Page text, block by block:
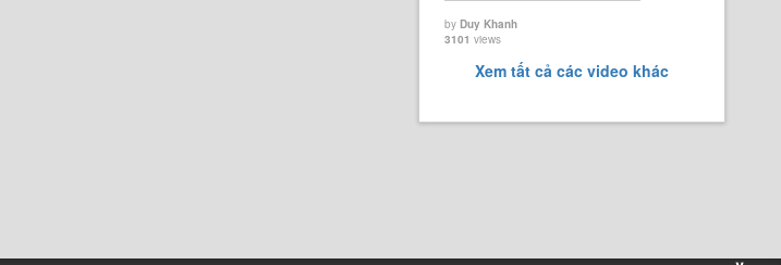
byDuy Khanh
3101 views
Xem tất cả các video khác